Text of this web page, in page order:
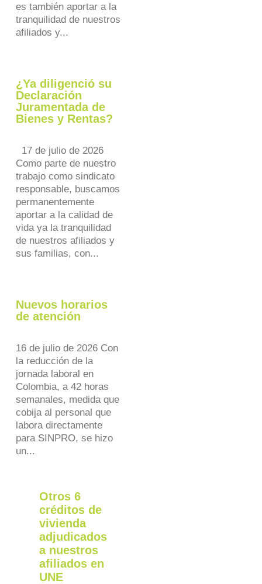
es también aportar a la
tranquilidad de nuestros
afiliados y...
¿Ya diligenció su
Declaración
Juramentada de
Bienes y Rentas?
17 de julio de 2026
Como parte de nuestro
trabajo como sindicato
responsable, buscamos
permanentemente
aportar a la calidad de
vida ya la tranquilidad
de nuestros afiliados y
sus familias, con...
Nuevos horarios
de atención
16 de julio de 2026 Con
la reducción de la
jornada laboral en
Colombia, a 42 horas
semanales, medida que
cobija al personal que
labora directamente
para SINPRO, se hizo
un...
Otros 6
créditos de
vivienda
adjudicados
a nuestros
afiliados en
UNE